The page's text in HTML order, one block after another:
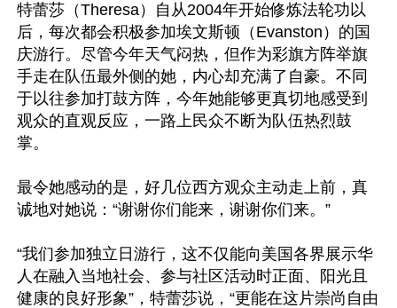
特蕾莎（Theresa）自从2004年开始修炼法轮功以
后，每次都会积极参加埃文斯顿（Evanston）的国
庆游行。尽管今年天气闷热，但作为彩旗方阵举旗
手走在队伍最外侧的她，内心却充满了自豪。不同
于以往参加打鼓方阵，今年她能够更真切地感受到
观众的直观反应，一路上民众不断为队伍热烈鼓
掌。
最令她感动的是，好几位西方观众主动走上前，真
诚地对她说：“谢谢你们能来，谢谢你们来。”
“我们参加独立日游行，这不仅能向美国各界展示华
人在融入当地社会、参与社区活动时正面、阳光且
健康的良好形象”，特蕾莎说，“更能在这片崇尚自由